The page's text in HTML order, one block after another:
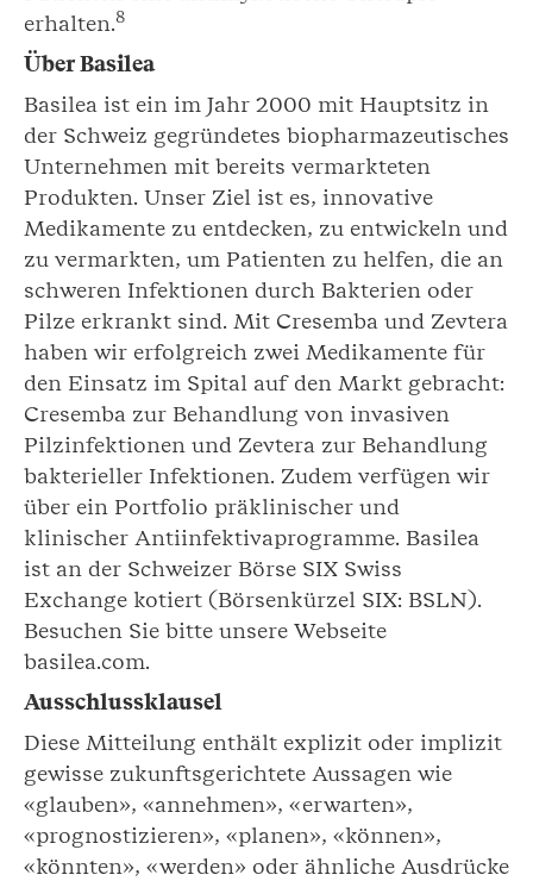
erhalten.8
Über Basilea
Basilea ist ein im Jahr 2000 mit Hauptsitz in
der Schweiz gegründetes biopharmazeutisches
Unternehmen mit bereits vermarkteten
Produkten. Unser Ziel ist es, innovative
Medikamente zu entdecken, zu entwickeln und
zu vermarkten, um Patienten zu helfen, die an
schweren Infektionen durch Bakterien oder
Pilze erkrankt sind. Mit Cresemba und Zevtera
haben wir erfolgreich zwei Medikamente für
den Einsatz im Spital auf den Markt gebracht:
Cresemba zur Behandlung von invasiven
Pilzinfektionen und Zevtera zur Behandlung
bakterieller Infektionen. Zudem verfügen wir
über ein Portfolio präklinischer und
klinischer Antiinfektivaprogramme. Basilea
ist an der Schweizer Börse SIX Swiss
Exchange kotiert (Börsenkürzel SIX: BSLN).
Besuchen Sie bitte unsere Webseite
basilea.com.
Ausschlussklausel
Diese Mitteilung enthält explizit oder implizit
gewisse zukunftsgerichtete Aussagen wie
«glauben», «annehmen», «erwarten»,
«prognostizieren», «planen», «können»,
«könnten», «werden» oder ähnliche Ausdrücke